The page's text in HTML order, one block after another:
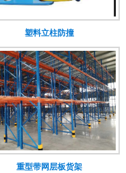
塑料立柱防撞
重型带网层板货架